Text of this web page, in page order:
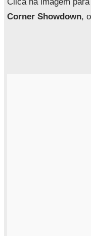
r
Clica na imagem
Corner Showdown,